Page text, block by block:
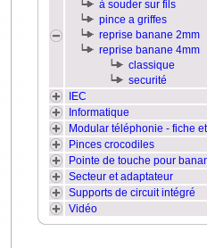
à souder sur fils
pince a griffes
reprise banane 2mm
reprise banane 4mm
classique
securité
IEC
Informatique
Modular téléphonie - fiche
Pinces crocodiles
Pointe de touche pour
Secteur et adaptateur
Supports de circuit intégré
Vidéo